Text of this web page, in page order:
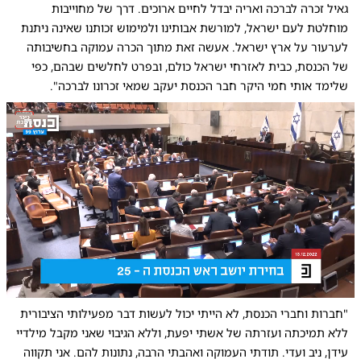
גאיל זכרה לברכה ואריה יבדל לחיים ארוכים. דרך של מחוייבות
מוחלטת לעם ישראל, למורשת אבותינו ולמימוש זכותנו שאינה ניתנת
לערעור על ארץ ישראל. אעשה זאת מתוך הכרה עמוקה בחשיבותה
של הכנסת, כבית לאזרחי ישראל כולם, ובפרט לחלשים שבהם, כפי
שלימד אותי חמי היקר חבר הכנסת יעקב שמאי זכרונו לברכה".
0:00 / 1:05
"חברות וחברי הכנסת, לא הייתי יכול לעשות דבר מפעילותי הציבורית
ללא תמיכתה ועזרתה של אשתי יפעת, וללא הגיבוי שאני מקבל מילדיי
עידן, ניב ועדי. תודתי העמוקה ואהבתי הרבה, נתונות להם. אני תקווה